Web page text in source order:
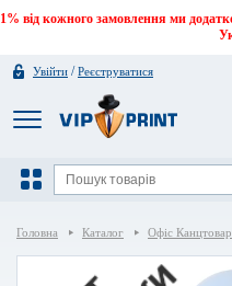
1% від кожного замовлення ми
Увійти /Реєструватися
Головна Каталог Офіс